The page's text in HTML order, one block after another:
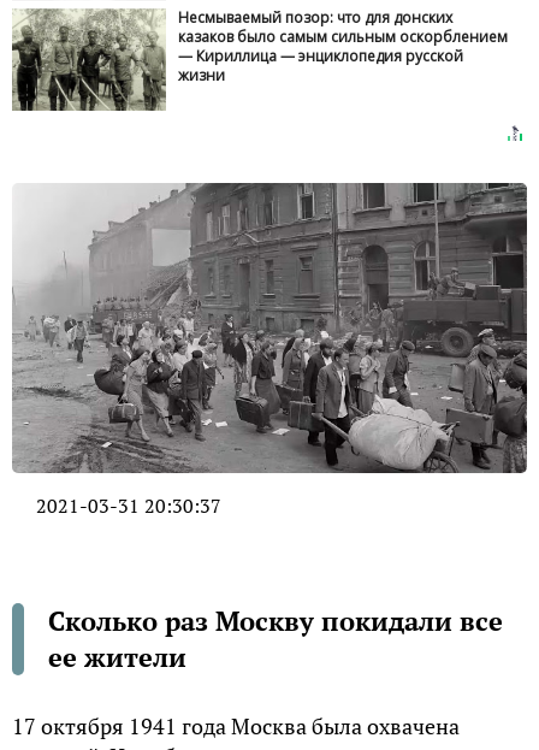
Несмываемый позор: что для донских
казаков было самым сильным оскорблением
— Кириллица — энциклопедия русской
жизни
2021-03-31 20:30:37
Сколько раз Москву покидали все
ее жители
17 октября 1941 года Москва была охвачена